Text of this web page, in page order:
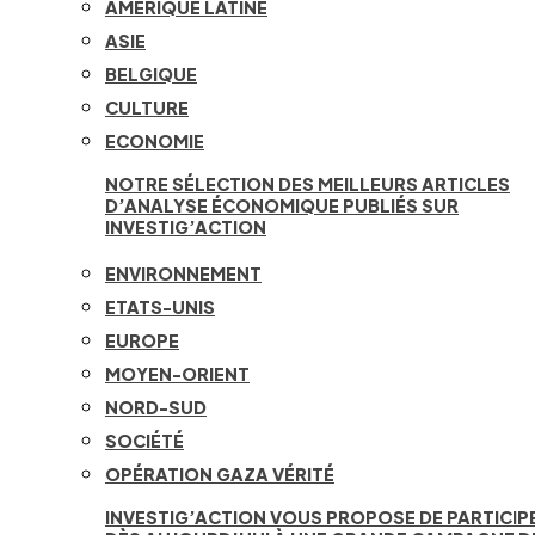
AMÉRIQUE LATINE
ASIE
BELGIQUE
CULTURE
ECONOMIE
NOTRE SÉLECTION DES MEILLEURS ARTICLES
D’ANALYSE ÉCONOMIQUE PUBLIÉS SUR
INVESTIG’ACTION
ENVIRONNEMENT
ETATS-UNIS
EUROPE
MOYEN-ORIENT
NORD-SUD
SOCIÉTÉ
OPÉRATION GAZA VÉRITÉ
INVESTIG’ACTION VOUS PROPOSE DE